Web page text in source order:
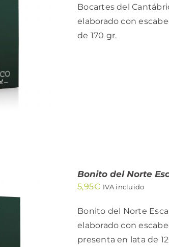
Bocartes del
elaborado con
de 170 gr.
Bonito del Norte
5,95€ IVA incluido
Bonito del Norte
elaborado con
presenta en lata de